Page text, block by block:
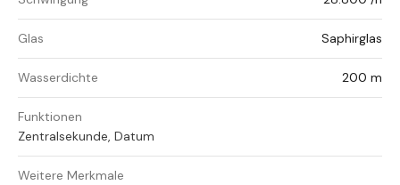
Glas Saphirglas
Wasserdichte 200 m
Funktionen
Zentralsekunde, Datum
Weitere Merkmale